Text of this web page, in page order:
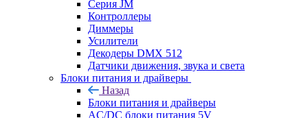
Серия JM
Контроллеры
Диммеры
Усилители
Декодеры DMX 512
Датчики движения, звука и света
Блоки питания и драйверы
Назад
Блоки питания и драйверы
AC/DC блоки питания 5V